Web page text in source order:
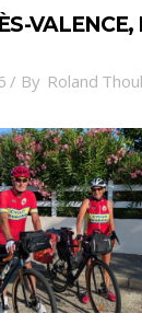
VALENCE,
By Roland